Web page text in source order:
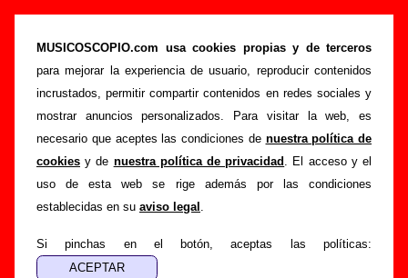
MUSICOSCOPIO.com usa cookies propias y de terceros
para mejorar la experiencia de usuario, reproducir contenidos
incrustados, permitir compartir contenidos en redes sociales y
mostrar anuncios personalizados. Para visitar la web, es
necesario que aceptes las condiciones de nuestra política de
cookies y de nuestra política de privacidad . El acceso y el
uso de esta web se rige además por las condiciones
establecidas en su aviso legal .
Si pinchas en el botón, aceptas las políticas:
“Alas mojadas”, canción de Una Sonrisa
Terrible (Letra e información)
Portada >Una Sonrisa Terrible >Canciones >Alas mojadas
Esta página pretende recopilar todo tipo de información
sobre lacanción "Alas mojadas" interpretada por
Sonrisa Terrible. Además de su letra, también aparecerá
información sobre el autor o los autores, sobre los discos en
los que está incluido este tema, sobre la grabación del
encuentras errores o tienes información adicional, puedes
ayudar a
completar esta información